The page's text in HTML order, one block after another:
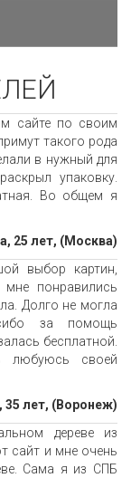
сайте по своим
такого рода
в нужный для
упаковку.
Во общем я
25 лет, (Москва)
выбор картин,
понравились
Долго не могла
за помощь
бесплатной.
любуюсь своей
35 лет, (Воронеж)
дереве из
сайт и мне очень
Сама я из СПБ